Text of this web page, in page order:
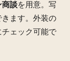
商談を用意。写
ます。外装の
ェック可能で